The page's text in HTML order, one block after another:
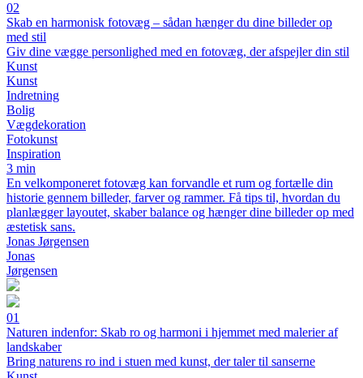
02
Skab en harmonisk fotovæg – sådan hænger du dine billeder op
med stil
Giv dine vægge personlighed med en fotovæg, der afspejler din stil
Kunst
Kunst
Indretning
Bolig
Vægdekoration
Fotokunst
Inspiration
3 min
En velkomponeret fotovæg kan forvandle et rum og fortælle din
historie gennem billeder, farver og rammer. Få tips til, hvordan du
planlægger layoutet, skaber balance og hænger dine billeder op med
æstetisk sans.
Jonas Jørgensen
Jonas
Jørgensen
01
Naturen indenfor: Skab ro og harmoni i hjemmet med malerier af
landskaber
Bring naturens ro ind i stuen med kunst, der taler til sanserne